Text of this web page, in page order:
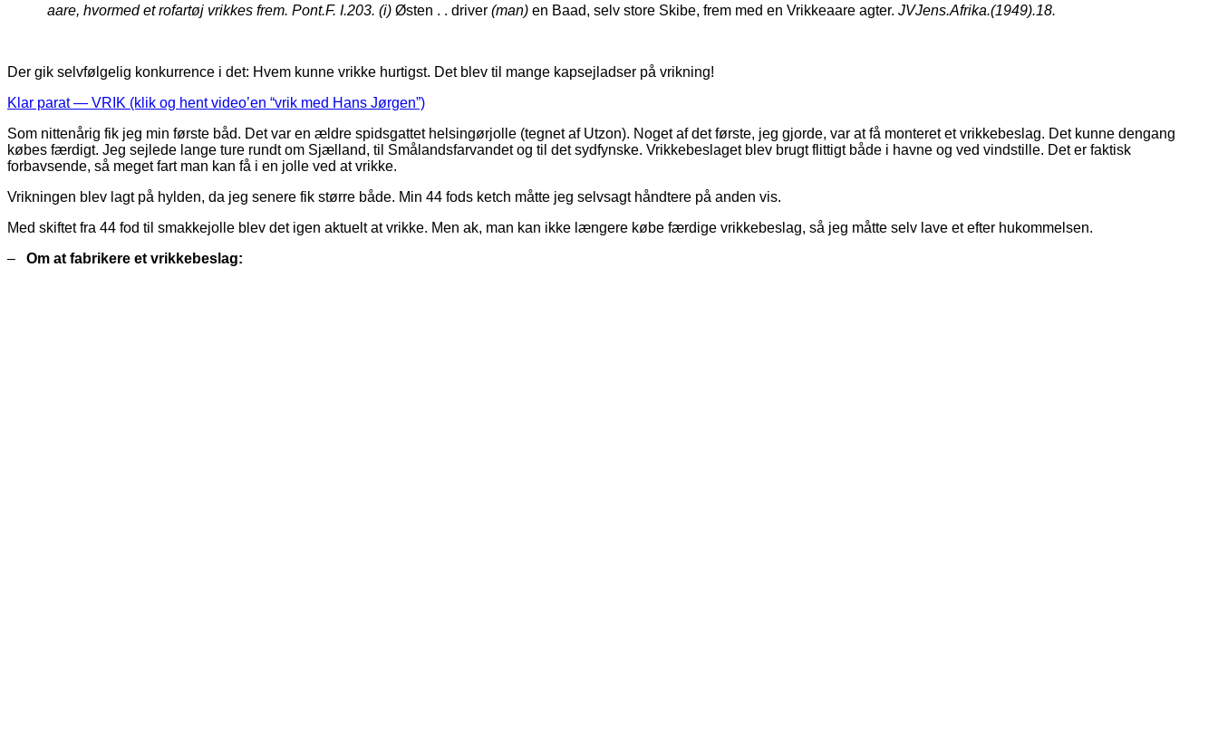
aare, hvormed et rofartøj vrikkes frem. Pont.F. I.203. (i) Østen . . driver (man) en Baad, selv store Skibe, frem med en Vrikkeaare agter. JVJens.Afrika.(1949).18.
Der gik selvfølgelig konkurrence i det: Hvem kunne vrikke hurtigst. Det blev til mange kapsejladser på vrikning!
Klar parat — VRIK (klik og hent video’en “vrik med Hans Jørgen”)
Som nittenårig fik jeg min første båd. Det var en ældre spidsgattet helsingørjolle (tegnet af Utzon). Noget af det første, jeg gjorde, var at få monteret et vrikkebeslag. Det kunne dengang
købes færdigt. Jeg sejlede lange ture rundt om Sjælland, til Smålandsfarvandet og til det sydfynske. Vrikkebeslaget blev brugt flittigt både i havne og ved vindstille. Det er faktisk
forbavsende, så meget fart man kan få i en jolle ved at vrikke.
Vrikningen blev lagt på hylden, da jeg senere fik større både. Min 44 fods ketch måtte jeg selvsagt håndtere på anden vis.
Med skiftet fra 44 fod til smakkejolle blev det igen aktuelt at vrikke. Men ak, man kan ikke længere købe færdige vrikkebeslag, så jeg måtte selv lave et efter hukommelsen.
– Om at fabrikere et vrikkebeslag: